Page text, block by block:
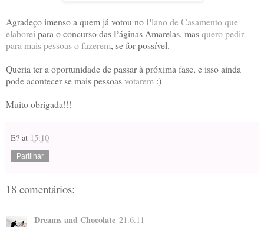
Agradeço imenso a quem já votou noPlano de Casamento que
elaborei para o concurso das Páginas Amarelas, masquero pedir
para mais pessoas o fazerem, se for possível.
Queria ter a oportunidade de passar à próxima fase, e isso ainda
pode acontecer se mais pessoasvotarem :)
Muito obrigada!!!
E? at 15:10
Partilhar
18 comentários:
Dreams and Chocolate 21.6.11